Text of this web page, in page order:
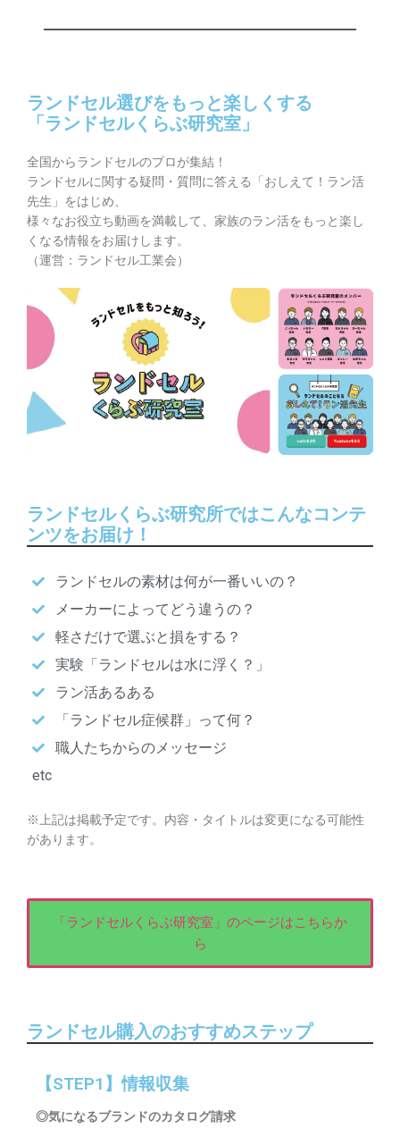
ランドセル選びをもっと楽しくする
「ランドセルくらぶ研究室」
全国からランドセルのプロが集結！
ランドセルに関する疑問・質問に答える「おしえて！ラン活
先生」をはじめ、
様々なお役立ち動画を満載して、家族のラン活をもっと楽し
くなる情報をお届けします。
（運営：ランドセル工業会）
ランドセルくらぶ研究所ではこんなコンテ
ンツをお届け！
ランドセルの素材は何が一番いいの？
メーカーによってどう違うの？
軽さだけで選ぶと損をする？
実験「ランドセルは水に浮く？」
ラン活あるある
「ランドセル症候群」って何？
職人たちからのメッセージ
etc
※上記は掲載予定です。内容・タイトルは変更になる可能性
があります。
「ランドセルくらぶ研究室」のページはこちらか
ら
ランドセル購入のおすすめステップ
【STEP1】情報収集
◎気になるブランドのカタログ請求